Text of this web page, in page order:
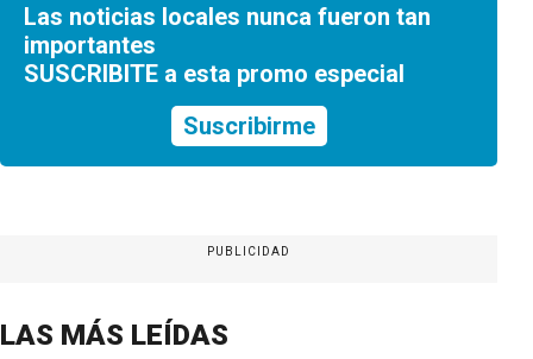
Las noticias locales nunca fueron tan
importantes
SUSCRIBITE a esta promo especial
Suscribirme
PUBLICIDAD
LAS MÁS LEÍDAS